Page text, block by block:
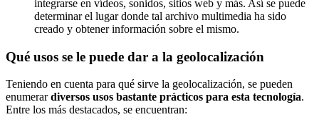
integrarse en vídeos, sonidos, sitios web y más. Así se puede
determinar el lugar donde tal archivo multimedia ha sido
creado y obtener información sobre el mismo.
Qué usos se le puede dar a la geolocalización
Teniendo en cuenta para qué sirve la geolocalización, se pueden
enumerardiversos usos bastante prácticos para esta tecnología.
Entre los más destacados, se encuentran: